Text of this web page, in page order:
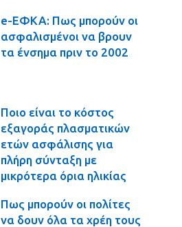
e-ΕΦΚΑ: Πως μπορούν οι
ασφαλισμένοι να βρουν
τα ένσημα πριν το 2002
Ποιο είναι το κόστος
εξαγοράς πλασματικών
ετών ασφάλισης για
πλήρη σύνταξη με
μικρότερα όρια ηλικίας
Πως μπορούν οι πολίτες
να δουν όλα τα χρέη τους